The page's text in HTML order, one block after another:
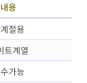
내용
절용
트계열
가능